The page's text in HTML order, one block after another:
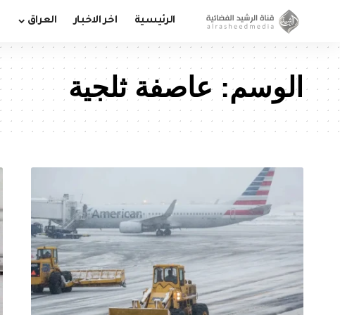
الرئيسية اخر الاخبار العراق
الوسم: عاصفة ثلجية